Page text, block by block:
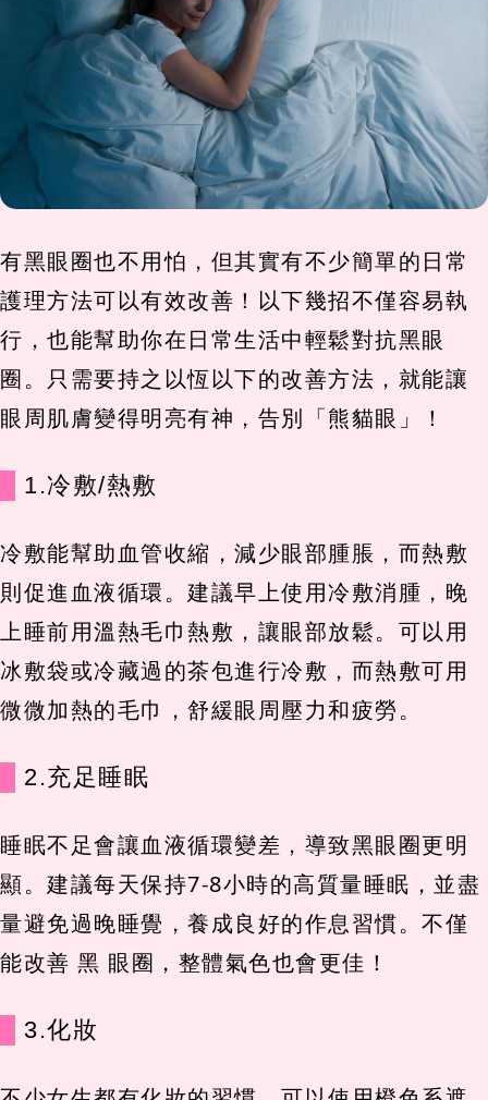
有黑眼圈也不用怕，但其實有不少簡單的日常
護理方法可以有效改善！以下幾招不僅容易執
行，也能幫助你在日常生活中輕鬆對抗黑眼
圈。只需要持之以恆以下的改善方法，就能讓
眼周肌膚變得明亮有神，告別「熊貓眼」！
1.冷敷/熱敷
冷敷能幫助血管收縮，減少眼部腫脹，而熱敷
則促進血液循環。建議早上使用冷敷消腫，晚
上睡前用溫熱毛巾熱敷，讓眼部放鬆。可以用
冰敷袋或冷藏過的茶包進行冷敷，而熱敷可用
微微加熱的毛巾，舒緩眼周壓力和疲勞。
2.充足睡眠
睡眠不足會讓血液循環變差，導致黑眼圈更明
顯。建議每天保持7-8小時的高質量睡眠，並盡
量避免過晚睡覺，養成良好的作息習慣。不僅
能改善 黑 眼圈，整體氣色也會更佳！
3.化妝